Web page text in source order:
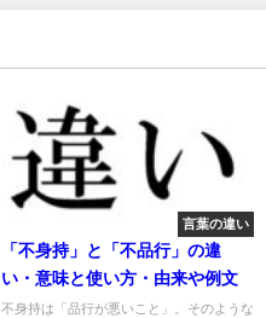
言葉の違い
「不身持」と「不品行」の違
い・意味と使い方・由来や例文
不身持は「品行が悪いこと」。そのような